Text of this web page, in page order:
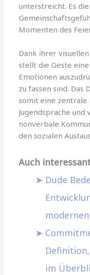
unterstreicht. Es
Momenten des
Dank ihrer
stellt die Geste
Emotionen
zu fassen sind.
somit eine zentrale
Jugendsprache
nonverbale
den sozialen
Auch
Dude
im